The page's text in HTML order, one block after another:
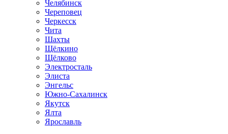
Челябинск
Череповец
Черкесск
Чита
Шахты
Щёлкино
Щёлково
Электросталь
Элиста
Энгельс
Южно-Сахалинск
Якутск
Ялта
Ярославль